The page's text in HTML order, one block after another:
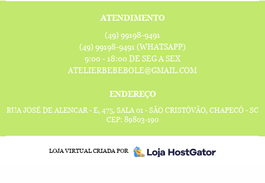
ATENDIMENTO
(49) 99198-9491
(49) 99198-9491 (WHATSAPP)
9:00 - 18:00 DE SEG A SEX
ATELIERBEBEBOLE@GMAIL.COM
ENDEREÇO
RUA JOSÉ DE ALENCAR - E, 475, SALA 01 - SÃO CRISTÓVÃO, CHAPECÓ - SC
CEP: 89803-190
LOJA VIRTUAL CRIADA POR